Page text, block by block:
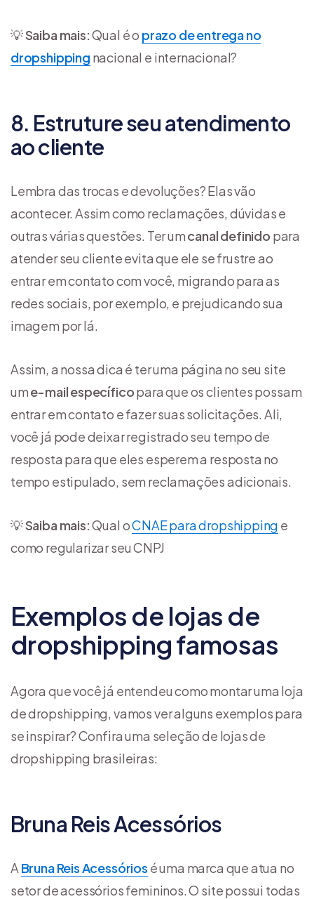
💡Saiba mais:Qual é o prazo de entrega no
dropshipping nacional e internacional?
8. Estruture seu atendimento
ao cliente
Lembra das trocas e devoluções? Elas vão
acontecer. Assim como reclamações, dúvidas e
outras várias questões. Ter umcanal definido para
atender seu cliente evita que ele se frustre ao
entrar em contato com você, migrando para as
redes sociais, por exemplo, e prejudicando sua
imagem por lá.
Assim, a nossa dica é ter uma página no seu site
ume-mail específicopara que os clientes possam
entrar em contato e fazer suas solicitações. Ali,
você já pode deixar registrado seu tempo de
resposta para que eles esperem a resposta no
tempo estipulado, sem reclamações adicionais.
💡Saiba mais:Qual oCNAE para dropshipping e
como regularizar seu CNPJ
Exemplos de lojas de
dropshipping famosas
Agora que você já entendeu como montar uma loja
de dropshipping, vamos ver alguns exemplos para
se inspirar? Confira uma seleção de lojas de
dropshipping brasileiras:
Bruna Reis Acessórios
A Bruna Reis Acessórios é uma marca que atua no
setor de acessórios femininos. O site possui todas